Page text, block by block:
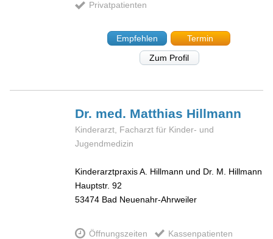
Privatpatienten
Empfehlen
Termin
Zum Profil
Dr. med. Matthias Hillmann
Kinderarzt, Facharzt für Kinder- und
Jugendmedizin
Kinderarztpraxis A. Hillmann und Dr. M. Hillmann
Hauptstr. 92
53474 Bad Neuenahr-Ahrweiler
Öffnungszeiten
Kassenpatienten